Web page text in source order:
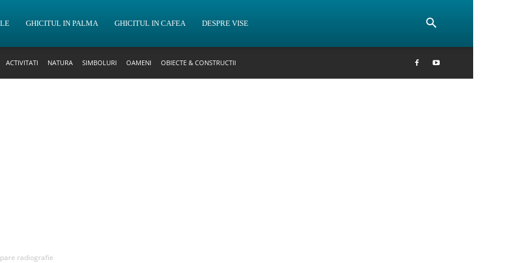
GHICITUL IN PALMA GHICITUL IN CAFEA DESPRE VISE
ACTIVITATI NATURA SIMBOLURI OAMENI OBIECTE & CONSTRUCTII
radiografie